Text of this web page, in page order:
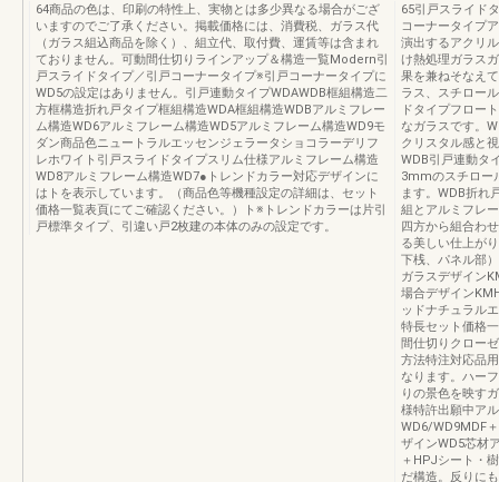
64商品の色は、印刷の特性上、実物とは多少異なる場合がござ
いますのでご了承ください。掲載価格には、消費税、ガラス代
（ガラス組込商品を除く）、組立代、取付費、運賃等は含まれ
ておりません。可動間仕切りラインアップ＆構造一覧Modern引
戸スライドタイプ／引戸コーナータイプ※引戸コーナータイプに
WD5の設定はありません。引戸連動タイプWDAWDB框組構造二
方框構造折れ戸タイプ框組構造WDA框組構造WDBアルミフレー
ム構造WD6アルミフレーム構造WD5アルミフレーム構造WD9モ
ダン商品色ニュートラルエッセンジェラータショコラーデリフ
レホワイト引戸スライドタイプスリム仕様アルミフレーム構造
WD8アルミフレーム構造WD7●トレンドカラー対応デザインに
はトを表示しています。（商品色等機種設定の詳細は、セット
価格一覧表頁にてご確認ください。）ト※トレンドカラーは片引
戸標準タイプ、引違い戸2枚建の本体のみの設定です。
65引戸スライド
コーナータイプ
演出するアクリ
け熱処理ガラス
果を兼ねそなえ
ラス、スチロー
ドタイプフロー
なガラスです。
クリスタル感と
WDB引戸連動タ
3mmのスチロー
ます。WDB折れ
組とアルミフレ
四方から組合わ
る美しい仕上が
下桟、パネル部
ガラスデザイン
場合デザイン
ッドナチュラル
特長セット価格
間仕切りクロー
方法特注対応品
なります。ハー
りの景色を映す
様特許出願中ア
WD6/WD9MDF
ザインWD5芯材
＋HPJシート・
だ構造。反りに